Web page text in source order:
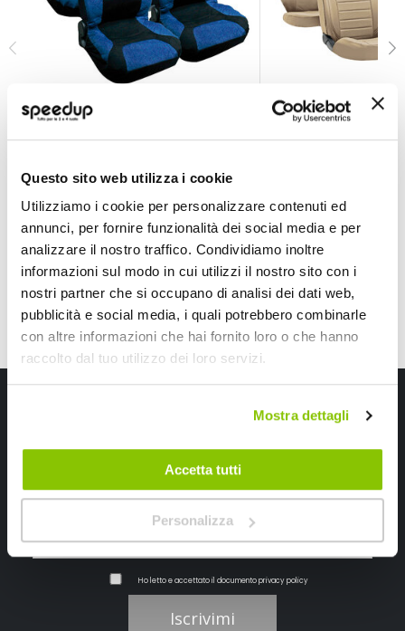
Questo sito web utilizza i cookie
Utilizziamo i cookie per personalizzare contenuti ed
annunci, per fornire funzionalità dei social media e per
analizzare il nostro traffico. Condividiamo inoltre
informazioni sul modo in cui utilizzi il nostro sito con i
nostri partner che si occupano di analisi dei dati web,
pubblicità e social media, i quali potrebbero combinarle
con altre informazioni che hai fornito loro o che hanno
raccolto dal tuo utilizzo dei loro servizi.
Mostra dettagli
Accetta tutti
Personalizza
Set coprisedili Drive Jeans - LAMPA
LAMPA
speciale
89,10 € -49%
Spedizione gratuita!
Set coprisedili
LAMPA
speciale
Spedizione gratuita!
Ho letto e accettato il documentoprivacy policy
Iscrivimi